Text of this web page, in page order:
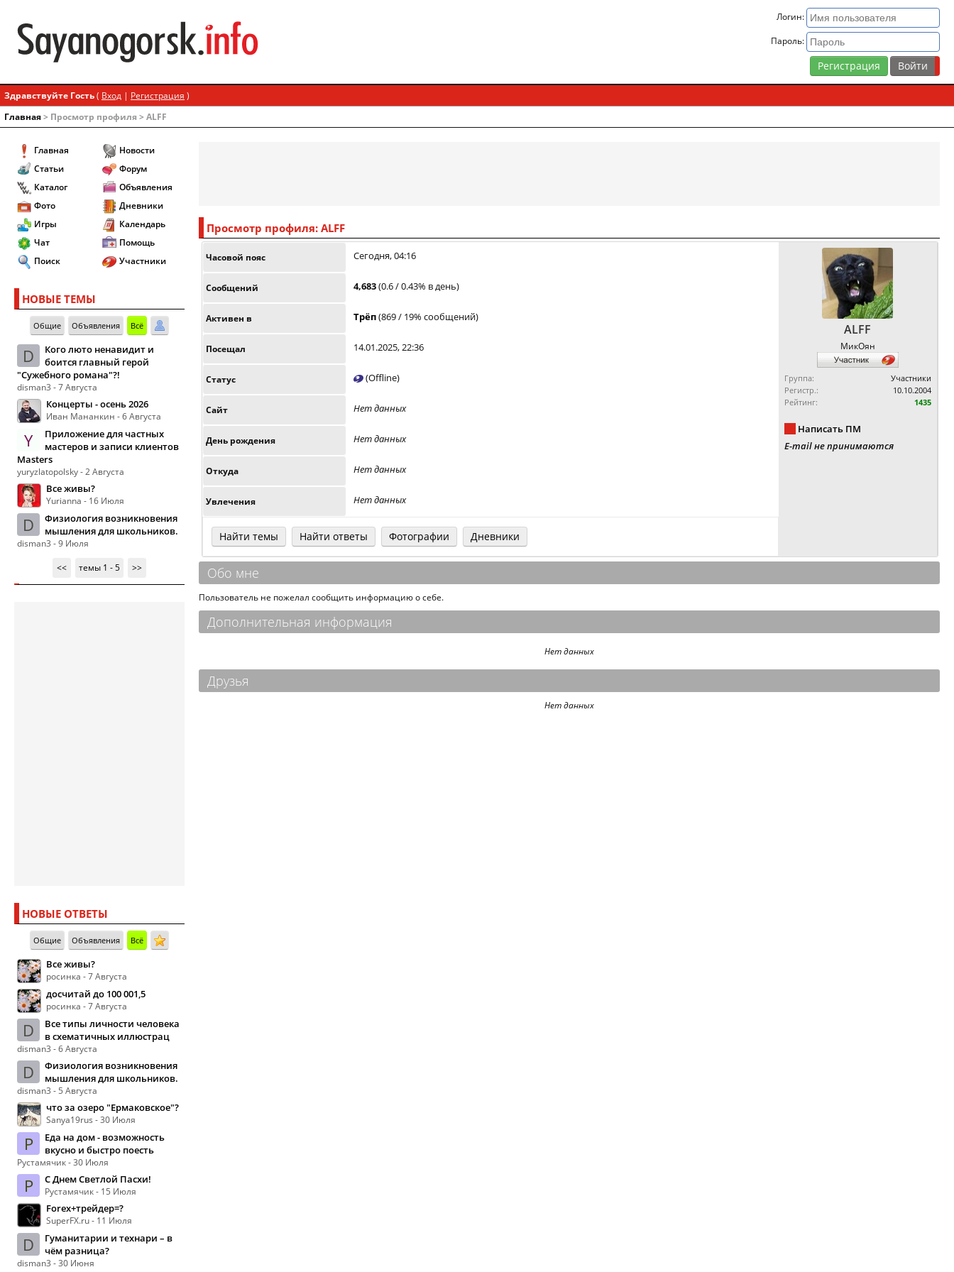
Логин:
Пароль:
Регистрация
Здравствуйте Гость( Вход | Регистрация )
Главная> Просмотр профиля > ALFF
Главная
Статьи
Каталог
Фото
Игры
Чат
Поиск
Новости
Форум
Объявления
Дневники
Календарь
Помощь
Участники
НОВЫЕ ТЕМЫ
Общие Объявления Всё
D
Кого люто ненавидит и
боится главный герой
"Сужебного романа"?!
disman3 - 7 Августа
Концерты - осень 2026
Иван Мананкин - 6 Августа
Y
Приложение для частных
мастеров и записи клиентов
Masters
yuryzlatopolsky - 2 Августа
Все живы?
Yurianna - 16 Июля
D
Физиология возникновения
мышления для школьников.
disman3 - 9 Июля
<<
темы 1 - 5 >>
НОВЫЕ ОТВЕТЫ
Общие Объявления Всё
Все живы?
росинка - 7 Августа
досчитай до 100 001,5
росинка - 7 Августа
D
Все типы личности человека
в схематичных иллюстрац
disman3 - 6 Августа
D
Физиология возникновения
мышления для школьников.
disman3 - 5 Августа
что за озеро "Ермаковское"?
Sanya19rus - 30 Июля
Р
Еда на дом - возможность
вкусно и быстро поесть
Рустамячик - 30 Июля
Р С Днем Светлой Пасхи!
Рустамячик - 15 Июля
Forex+трейдер=?
SuperFX.ru - 11 Июля
D
Гуманитарии и технари – в
чём разница?
disman3 - 30 Июня
Просмотр профиля: ALFF
ALFF
МикОян
Группа:
Участники
Регистр.:
10.10.2004
Рейтинг:
1435
Написать ПМ
E-mail не принимаются
Часовой пояс Сегодня, 04:16
Сообщений 4,683(0.6 / 0.43% в день)
Активен в Трёп(869 / 19% сообщений)
Посещал 14.01.2025, 22:36
Статус (Offline)
Сайт Нет данных
День рождения Нет данных
Откуда Нет данных
Увлечения Нет данных
Найти темы Найти ответы Фотографии Дневники
Обо мне
Пользователь не пожелал сообщить информацию о себе.
Дополнительная информация
Нет данных
Друзья
Нет данных